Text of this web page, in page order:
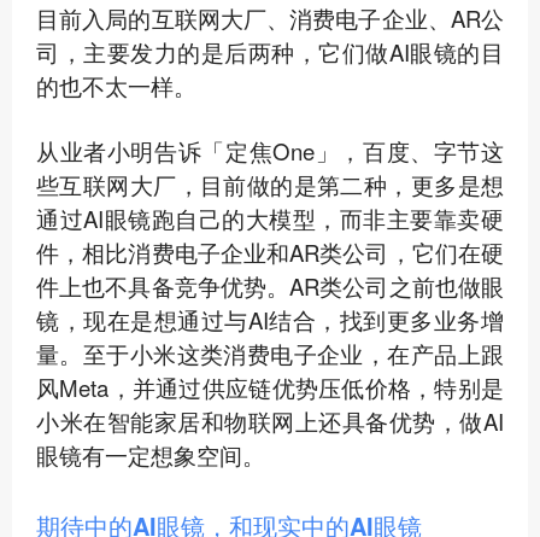
目前入局的互联网大厂、消费电子企业、AR公
司，主要发力的是后两种，它们做AI眼镜的目
的也不太一样。
从业者小明告诉「定焦One」，百度、字节这
些互联网大厂，目前做的是第二种，更多是想
通过AI眼镜跑自己的大模型，而非主要靠卖硬
件，相比消费电子企业和AR类公司，它们在硬
件上也不具备竞争优势。AR类公司之前也做眼
镜，现在是想通过与AI结合，找到更多业务增
量。至于小米这类消费电子企业，在产品上跟
风Meta，并通过供应链优势压低价格，特别是
小米在智能家居和物联网上还具备优势，做AI
眼镜有一定想象空间。
期待中的AI眼镜，和现实中的AI眼镜